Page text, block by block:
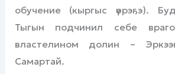
обучение (кыргыс үөрэҕэ).
Тыгын подчинил себе
властелином долин –
Самартай.